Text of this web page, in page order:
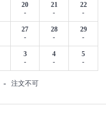
20
-
21
-
22
-
27
-
28
-
29
-
3
-
4
-
5
-
- 注文不可